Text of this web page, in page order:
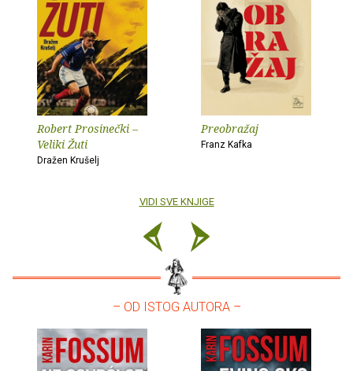
Robert Prosinečki –
Veliki Žuti
Dražen Krušelj
Preobražaj
Franz Kafka
VIDI SVE KNJIGE
– OD ISTOG AUTORA –